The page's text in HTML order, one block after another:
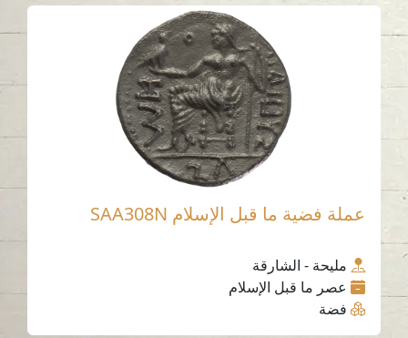
عملة فضية ما قبل الإسلام SAA308N
مليحة - الشارقة
عصر ما قبل الإسلام
فضة